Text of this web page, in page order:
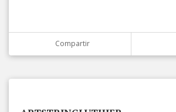
Compartir